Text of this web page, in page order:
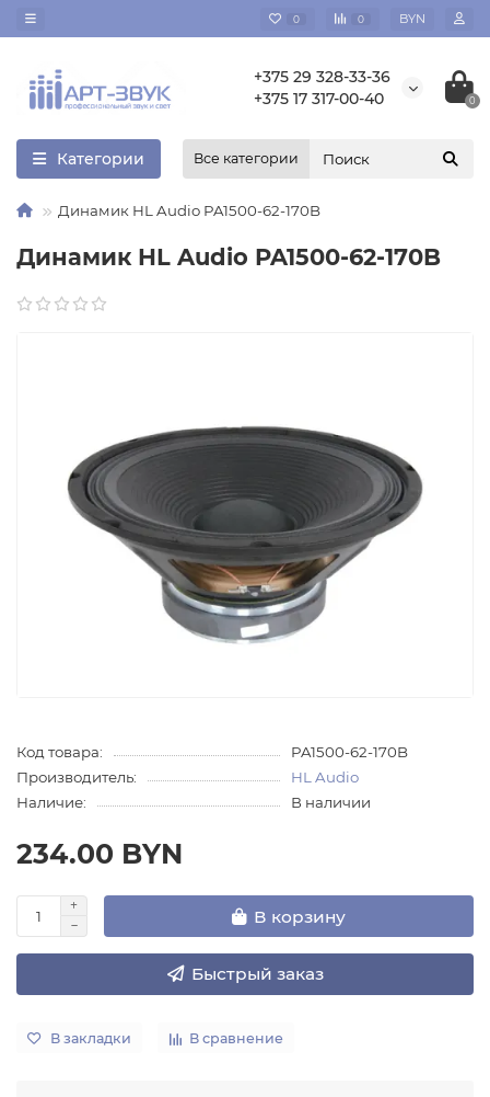
0 0 BYN
+375 29 328-33-36
+375 17 317-00-40
0
Категории Все категории
Динамик HL Audio PA1500-62-170B
Динамик HL Audio PA1500-62-170B
Код товара:
PA1500-62-170B
Производитель:
HL Audio
Наличие:
В наличии
234.00 BYN
В корзину
Быстрый заказ
В закладки В сравнение